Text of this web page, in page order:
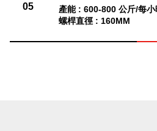
產能 : 600-800 公斤/每小
螺桿直徑 : 160MM